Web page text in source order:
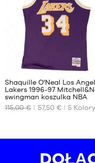
NASZE
DOSTĘPNE
ROZMIARY
S
Shaquille O'Neal Los
Lakers 1996-97
swingman koszulka NBA
115,00 €
57,50 € 5 Kolory